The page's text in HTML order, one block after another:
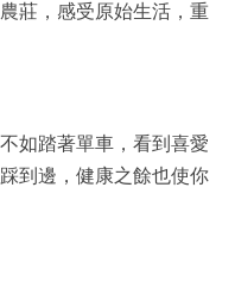
莊，感受原始生活，重
如踏著單車，看到喜愛
到邊，健康之餘也使你